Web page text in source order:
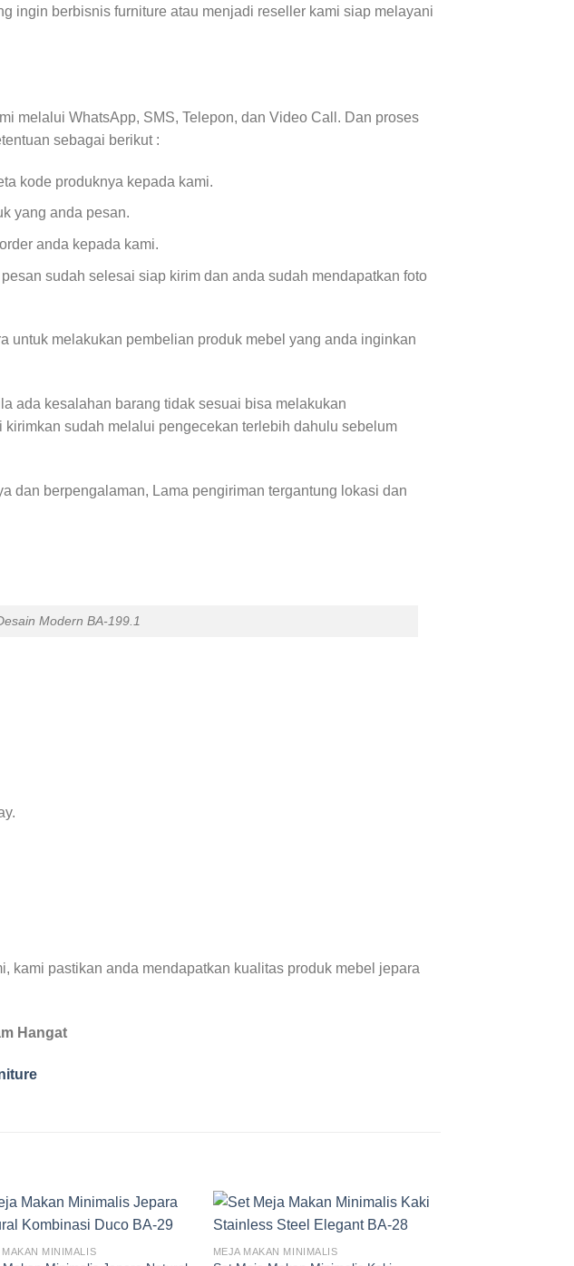
ingin berbisnis furniture atau menjadi reseller kami siap melayani
melalui WhatsApp, SMS, Telepon, dan Video Call. Dan proses
sebagai berikut :
kode produknya kepada kami.
yang anda pesan.
anda kepada kami.
sudah selesai siap kirim dan anda sudah mendapatkan foto
untuk melakukan pembelian produk mebel yang anda inginkan
ada kesalahan barang tidak sesuai bisa melakukan
sudah melalui pengecekan terlebih dahulu sebelum
dan berpengalaman, Lama pengiriman tergantung lokasi dan
Modern BA-199.1
kami pastikan anda mendapatkan kualitas produk mebel jepara
Hangat
MAKAN MINIMALIS MEJA MAKAN MINIMALIS